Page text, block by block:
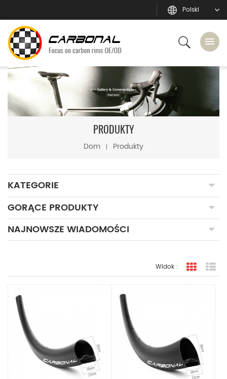
Polski
PRODUKTY
Dom Produkty
KATEGORIE
GORĄCE PRODUKTY
NAJNOWSZE WIADOMOŚCI
Widok : widok